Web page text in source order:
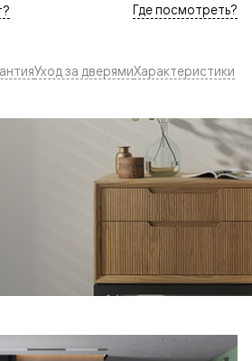
Где посмотреть?
Уход за дверямиХарактеристики